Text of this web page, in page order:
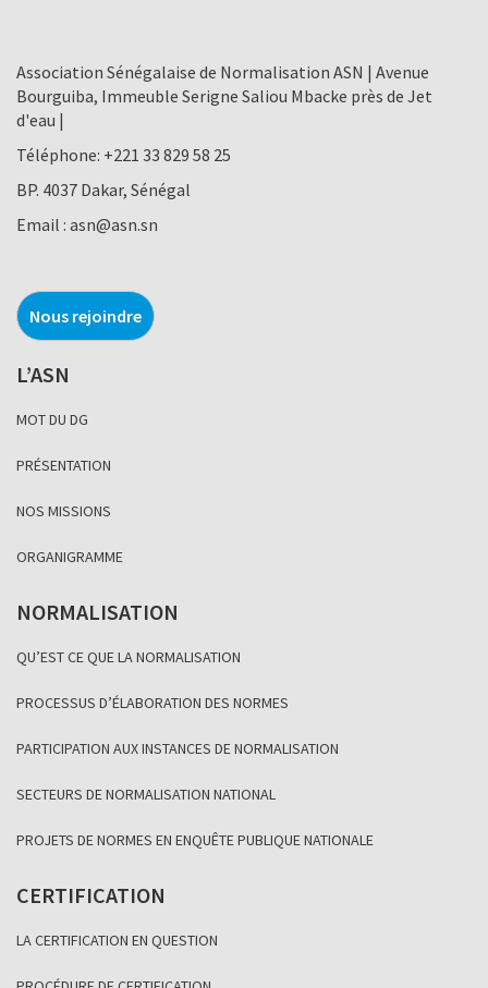
Association Sénégalaise de Normalisation ASN | Avenue
Bourguiba, Immeuble Serigne Saliou Mbacke près de Jet
d'eau |
Téléphone: +221 33 829 58 25
BP. 4037 Dakar, Sénégal
Email : asn@asn.sn
Nous rejoindre
L’ASN
MOT DU DG
PRÉSENTATION
NOS MISSIONS
ORGANIGRAMME
NORMALISATION
QU’EST CE QUE LA NORMALISATION
PROCESSUS D’ÉLABORATION DES NORMES
PARTICIPATION AUX INSTANCES DE NORMALISATION
SECTEURS DE NORMALISATION NATIONAL
PROJETS DE NORMES EN ENQUÊTE PUBLIQUE NATIONALE
CERTIFICATION
LA CERTIFICATION EN QUESTION